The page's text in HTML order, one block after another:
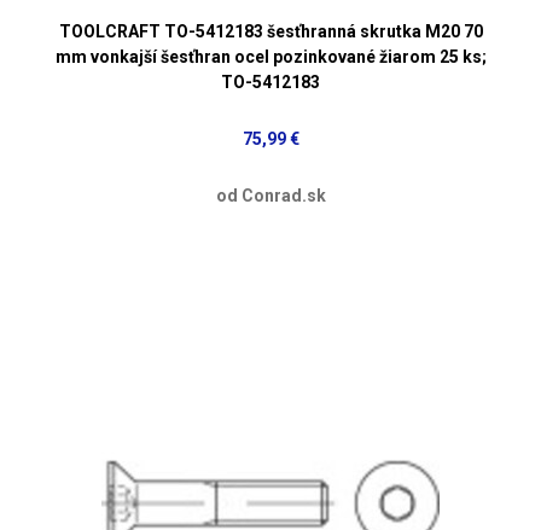
TOOLCRAFT TO-5412183 šesťhranná skrutka M20 70
mm vonkajší šesťhran ocel pozinkované žiarom 25 ks;
TO-5412183
75,99 €
od Conrad.sk